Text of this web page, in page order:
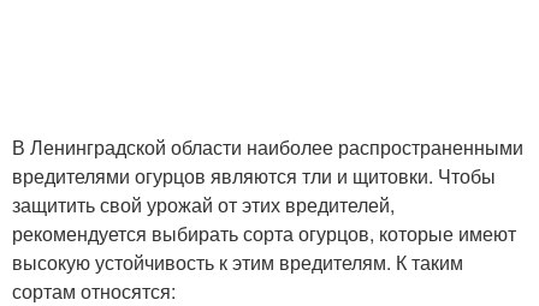
В Ленинградской области наиболее распространенными
вредителями огурцов являются тли и щитовки. Чтобы
защитить свой урожай от этих вредителей,
рекомендуется выбирать сорта огурцов, которые имеют
высокую устойчивость к этим вредителям. К таким
сортам относятся: